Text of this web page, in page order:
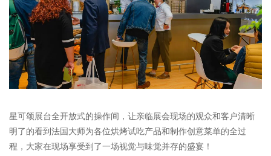
星可颂展台全开放式的操作间，让亲临展会现场的观众和客户清晰
明了的看到法国大师为各位烘烤试吃产品和制作创意菜单的全过
程，大家在现场享受到了一场视觉与味觉并存的盛宴！